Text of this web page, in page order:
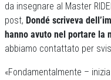
da insegnare al Master
post, Dondé scriveva
hanno avuto nel portare la
abbiamo contattato per
«Fondamentalmente –